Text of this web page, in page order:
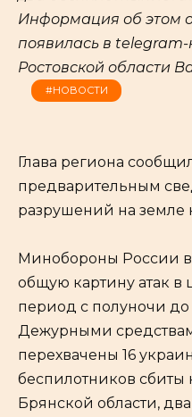
Информация об этом
появилась в
Ростовской области
#НОВОСТИ
Глава региона
предварительным
разрушений на земле
Минобороны России в
общую картину атак в
период с полуночи
Дежурными
перехвачены 16
беспилотников сбиты
Брянской области,